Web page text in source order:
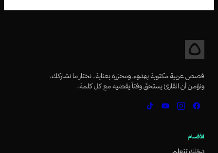
قصص عربية مكتوبة بهدوء، ومحرّرة بعناية. نختار ما نشاركك،
ونؤمن أن القارئ يستحقّ وقتاً يقضيه مع كل كلمة.
الأقسام
دخلك تتعلم